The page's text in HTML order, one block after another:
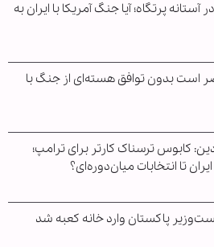
آستانه پرتگاه؛ آیا جنگ آمریکا با ایران به
است بدون توافق هسته‌ای از جنگ با
کابوس ترسناک کارتر برای ترامپ؛
تا انتخابات میان‌دوره‌ای؟
پاکستان وارد خانه کعبه شد